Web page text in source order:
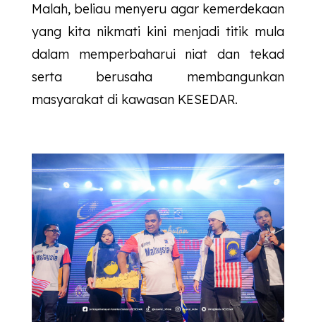
Malah, beliau menyeru agar kemerdekaan
yang kita nikmati kini menjadi titik mula
dalam memperbaharui niat dan tekad
serta berusaha membangunkan
masyarakat di kawasan KESEDAR.